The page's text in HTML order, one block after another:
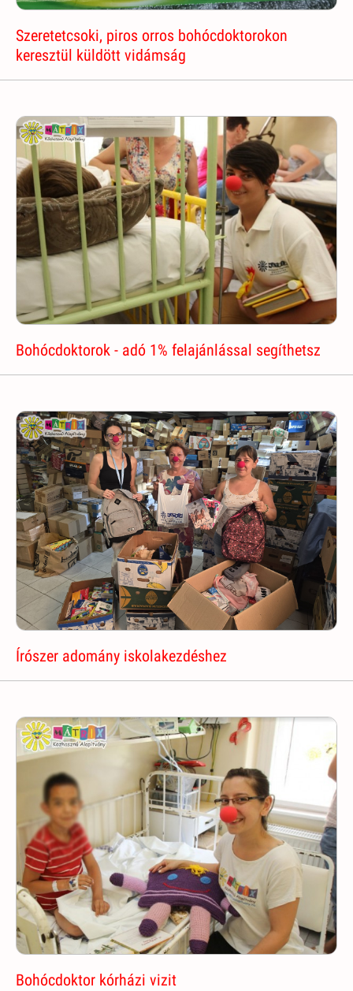
Szeretetcsoki, piros orros bohócdoktorokon
keresztül küldött vidámság
Bohócdoktorok - adó 1% felajánlással segíthetsz
Írószer adomány iskolakezdéshez
Bohócdoktor kórházi vizit